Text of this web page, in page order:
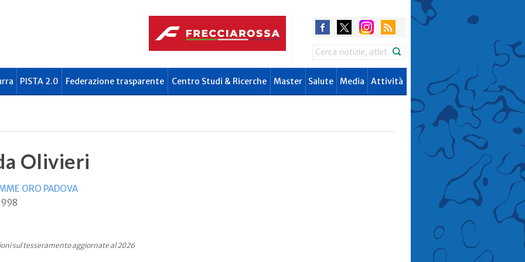
Search
PISTA 2.0 Federazione trasparente Centro Studi & Ricerche Master Salute Media Attività
Olivieri
ORO PADOVA
sul tesseramento aggiornate al 2026